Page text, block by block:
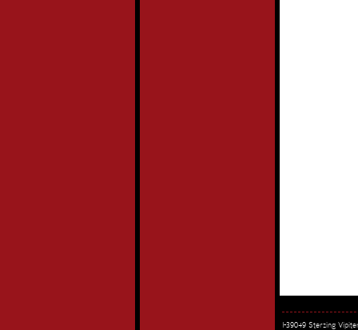
I-39049 Sterzing